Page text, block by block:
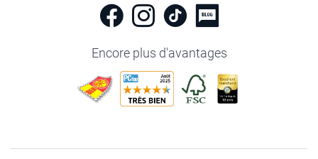
Encore plus d'avantages